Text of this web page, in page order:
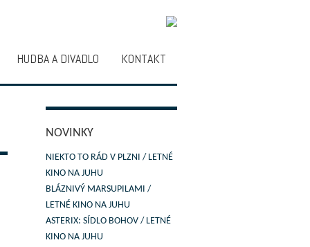
HUDBA A DIVADLO KONTAKT
NOVINKY
NIEKTO TO RÁD V PLZNI / LETNÉ
KINO NA JUHU
BLÁZNIVÝ MARSUPILAMI /
LETNÉ KINO NA JUHU
ASTERIX: SÍDLO BOHOV / LETNÉ
KINO NA JUHU